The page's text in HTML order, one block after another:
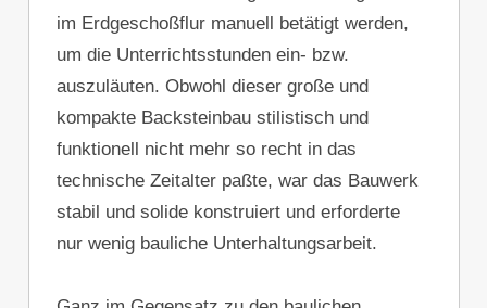
im Erdgeschoßflur manuell betätigt werden,
um die Unterrichtsstunden ein- bzw.
auszuläuten. Obwohl dieser große und
kompakte Backsteinbau stilistisch und
funktionell nicht mehr so recht in das
technische Zeitalter paßte, war das Bauwerk
stabil und solide konstruiert und erforderte
nur wenig bauliche Unterhaltungsarbeit.